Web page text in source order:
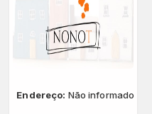
Endereço: Não informado